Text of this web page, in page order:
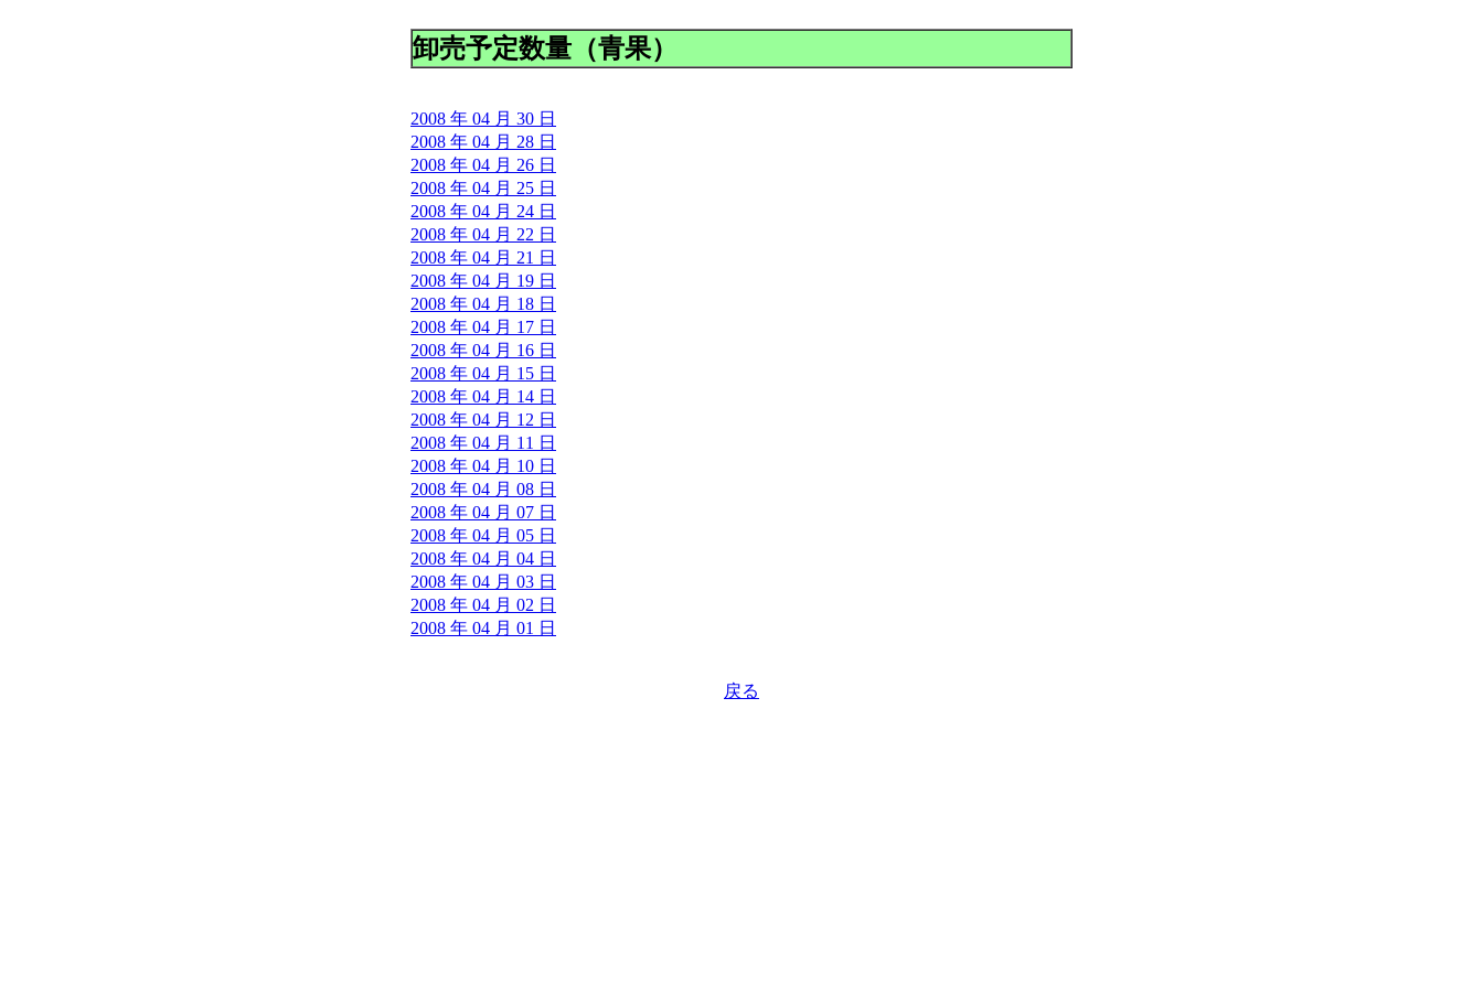
卸売予定数量（青果）
2008 年 04 月 30 日
2008 年 04 月 28 日
2008 年 04 月 26 日
2008 年 04 月 25 日
2008 年 04 月 24 日
2008 年 04 月 22 日
2008 年 04 月 21 日
2008 年 04 月 19 日
2008 年 04 月 18 日
2008 年 04 月 17 日
2008 年 04 月 16 日
2008 年 04 月 15 日
2008 年 04 月 14 日
2008 年 04 月 12 日
2008 年 04 月 11 日
2008 年 04 月 10 日
2008 年 04 月 08 日
2008 年 04 月 07 日
2008 年 04 月 05 日
2008 年 04 月 04 日
2008 年 04 月 03 日
2008 年 04 月 02 日
2008 年 04 月 01 日
戻る